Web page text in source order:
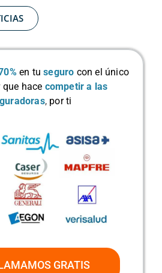
en tuseguro con el único
hace competir a las
, por ti
GRATIS